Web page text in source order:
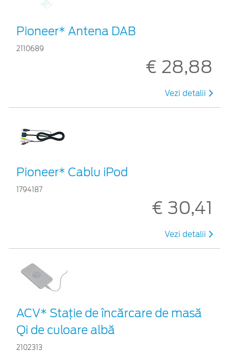
Pioneer* Antena DAB
2110689
€ 28,88
Vezi detalii
Pioneer* Cablu iPod
1794187
€ 30,41
Vezi detalii
ACV* Stație de încărcare de masă
Qi de culoare albă
2102313